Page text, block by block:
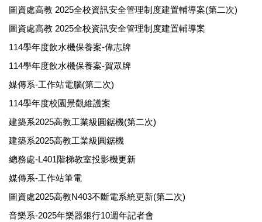
圖資處高教 2025全校資訊安全管理制度建置輔導案(第二次)
圖資處高教 2025全校資訊安全管理制度建置輔導案
114學年度飲水機保養案-偉志牌
114學年度飲水機保養案-賀眾牌
媒傳系-工作站電腦(第二次)
114學年度校園景觀維護案
建築系2025高教工業級圓鋸機(第二次)
建築系2025高教工業級圓鋸機
總務處-L401階梯教室投影機更新
媒傳系-工作站筆電
圖資處2025高教N403不斷電系統更新(第二次)
音樂系-2025年樂器銀行10週年記者會